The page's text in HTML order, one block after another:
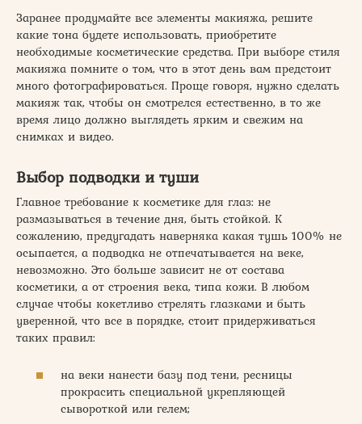
Заранее продумайте все элементы макияжа, решите
какие тона будете использовать, приобретите
необходимые косметические средства. При выборе стиля
макияжа помните о том, что в этот день вам предстоит
много фотографироваться. Проще говоря, нужно сделать
макияж так, чтобы он смотрелся естественно, в то же
время лицо должно выглядеть ярким и свежим на
снимках и видео.
Выбор подводки и туши
Главное требование к косметике для глаз: не
размазываться в течение дня, быть стойкой. К
сожалению, предугадать наверняка какая тушь 100% не
осыпается, а подводка не отпечатывается на веке,
невозможно. Это больше зависит не от состава
косметики, а от строения века, типа кожи. В любом
случае чтобы кокетливо стрелять глазками и быть
уверенной, что все в порядке, стоит придерживаться
таких правил:
на веки нанести базу под тени, ресницы
прокрасить специальной укрепляющей
сывороткой или гелем;